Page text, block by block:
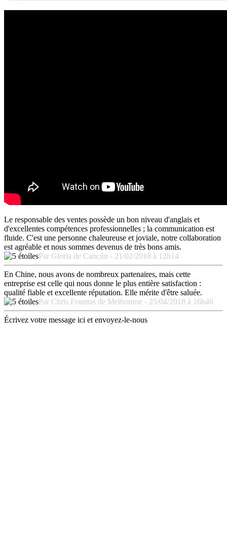
Le responsable des ventes possède un bon niveau d'anglais et
d'excellentes compétences professionnelles ; la communication est
fluide. C'est une personne chaleureuse et joviale, notre collaboration
est agréable et nous sommes devenus de très bons amis.
Par Gloria de Cancún - 21/02/2018 à 12h14
En Chine, nous avons de nombreux partenaires, mais cette
entreprise est celle qui nous donne le plus entière satisfaction :
qualité fiable et excellente réputation. Elle mérite d'être saluée.
Par Chris Fountas de Melbourne - 25/04/2018 à 16h46
Écrivez votre message ici et envoyez-le-nous